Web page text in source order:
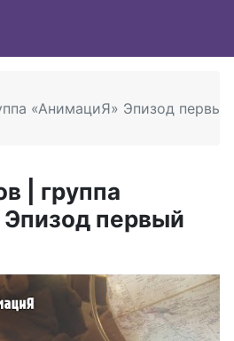
«АнимациЯ» Эпизод
| группа
первый